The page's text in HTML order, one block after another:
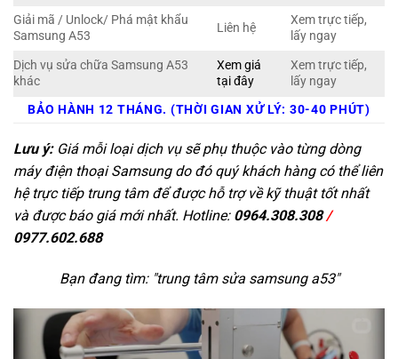
Giải mã / Unlock/ Phá mật khẩu
Samsung A53
Liên hệ
Xem trực tiếp,
lấy ngay
Dịch vụ sửa chữa Samsung A53
khác
Xem giá
tại đây
Xem trực tiếp,
lấy ngay
BẢO HÀNH 12 THÁNG. (THỜI GIAN XỬ LÝ: 30-40 PHÚT)
Lưu ý:Giá mỗi loại dịch vụ sẽ phụ thuộc vào từng dòng
máy điện thoại Samsung do đó quý khách hàng có thể liên
hệ trực tiếp trung tâm để được hỗ trợ về kỹ thuật tốt nhất
và được báo giá mới nhất. Hotline: 0964.308.308/
0977.602.688
Bạn đang tìm: "trung tâm sửa samsung a53"